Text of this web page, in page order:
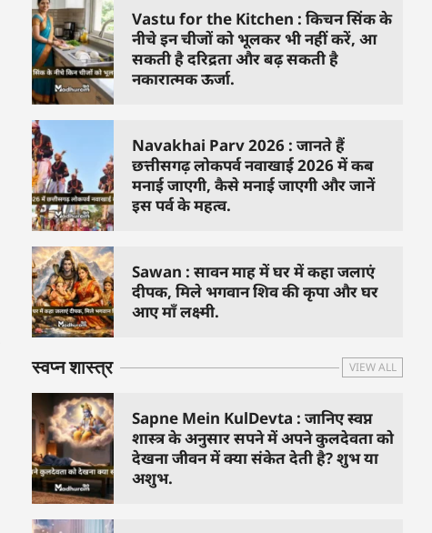
Vastu for the Kitchen : किचन सिंक के
नीचे इन चीजों को भूलकर भी नहीं करें, आ
सकती है दरिद्रता और बढ़ सकती है
नकारात्मक ऊर्जा.
Navakhai Parv 2026 : जानते हैं
छत्तीसगढ़ लोकपर्व नवाखाई 2026 में कब
मनाई जाएगी, कैसे मनाई जाएगी और जानें
इस पर्व के महत्व.
Sawan : सावन माह में घर में कहा जलाएं
दीपक, मिले भगवान शिव की कृपा और घर
आए माँ लक्ष्मी.
स्वप्न शास्त्र VIEW ALL
Sapne Mein KulDevta : जानिए स्वप्न
शास्त्र के अनुसार सपने में अपने कुलदेवता को
देखना जीवन में क्या संकेत देती है? शुभ या
अशुभ.